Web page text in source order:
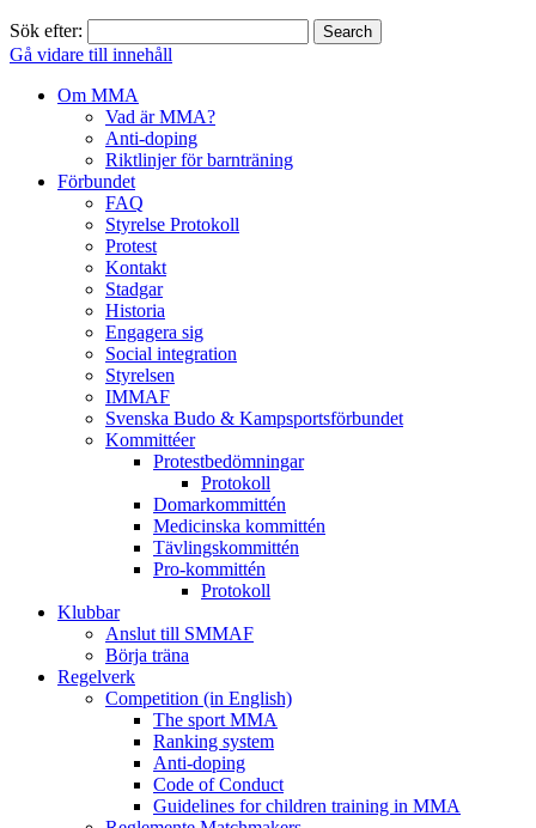
Sök efter:
Gå vidare till innehåll
Om MMA
Vad är MMA?
Anti-doping
Riktlinjer för barnträning
Förbundet
FAQ
Styrelse Protokoll
Protest
Kontakt
Stadgar
Historia
Engagera sig
Social integration
Styrelsen
IMMAF
Svenska Budo & Kampsportsförbundet
Kommittéer
Protestbedömningar
Protokoll
Domarkommittén
Medicinska kommittén
Tävlingskommittén
Pro-kommittén
Protokoll
Klubbar
Anslut till SMMAF
Börja träna
Regelverk
Competition (in English)
The sport MMA
Ranking system
Anti-doping
Code of Conduct
Guidelines for children training in MMA